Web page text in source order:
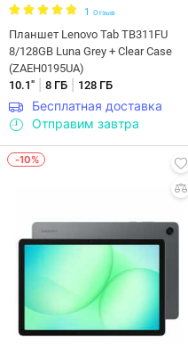
1 Отзыв
Планшет Lenovo Tab TB311FU
8/128GB Luna Grey + Clear Case
(ZAEH0195UA)
10.1"
8 ГБ 128 ГБ
Бесплатная доставка
Отправим завтра
-10%